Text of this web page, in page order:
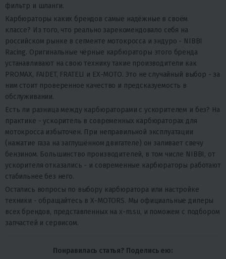
фильтр и шланги.
Карбюраторы каких брендов самые надёжные в своём
классе? Из того, что реально зарекомендовало себя на
российском рынке в сегменте мотокросса и эндуро - NIBBI
Racing. Оригинальные чёрные карбюраторы этого бренда
устанавливают на свою технику такие производители как
PROMAX, FAIDET, FRATELI и EX-MOTO. Это не случайный выбор - за
ним стоит проверенное качество и предсказуемость в
обслуживании.
Есть ли разница между карбюраторами с ускорителем и без? На
практике - ускоритель в современных карбюраторах для
мотокросса избыточен. При неправильной эксплуатации
(нажатие газа на заглушённом двигателе) он заливает свечу
бензином. Большинство производителей, в том числе NIBBI, от
ускорителя отказались - и современные карбюраторы работают
стабильнее без него.
Остались вопросы по выбору карбюратора или настройке
техники - обращайтесь в X-MOTORS. Мы официальные дилеры
всех брендов, представленных на x-m.su, и поможем с подбором
запчастей и сервисом.
Понравилась статья? Поделись ею: